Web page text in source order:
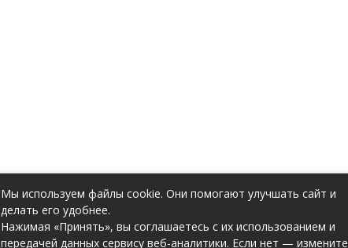
Мы используем файлы cookie. Они помогают улучшать сайт и
делать его удобнее.
Нажимая «Принять», вы соглашаетесь с их использованием и
передачей данных сервису веб-аналитики. Если нет — измените